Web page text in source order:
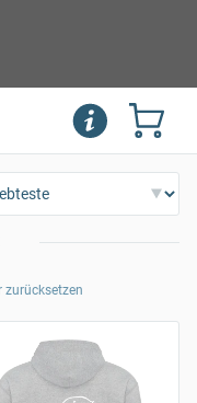
zurücksetzen